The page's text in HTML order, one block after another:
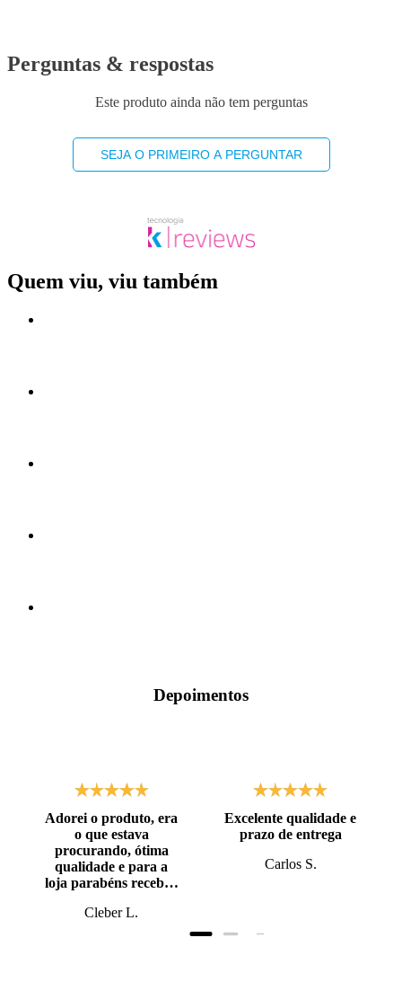
Perguntas & respostas
Este produto ainda não tem perguntas
SEJA O PRIMEIRO A PERGUNTAR
Quem viu, viu também
Depoimentos
Adorei o produto, era
o que estava
procurando, ótima
qualidade e para a
loja parabéns recebi o
prazo, super bem
Cleber L.
Excelente qualidade e
prazo de entrega
Carlos S.